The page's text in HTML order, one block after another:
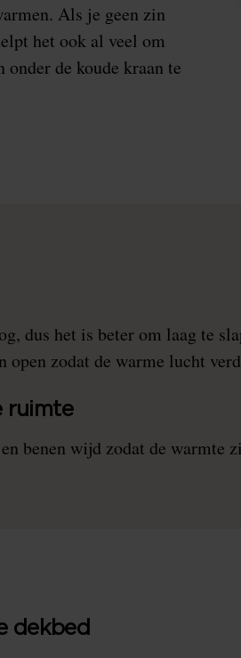
Als je geen zin
het ook al veel om
de koude kraan te
dus het is beter om laag te
open zodat de warme lucht
ruimte
benen wijd zodat de warmte
dekbed